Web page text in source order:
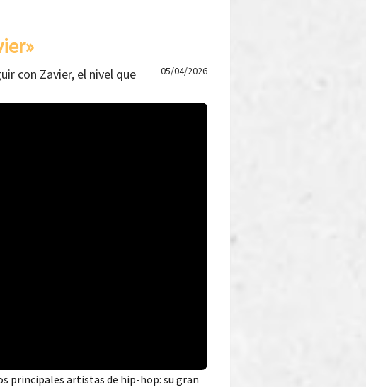
con Zavier, el nivel que
05/04/2026
principales artistas de hip-hop: su gran